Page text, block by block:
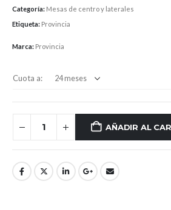
Categoría: Mesas de centro y laterales
Etiqueta: Provincia
Marca: Provincia
Cuota a:
AÑADIR AL